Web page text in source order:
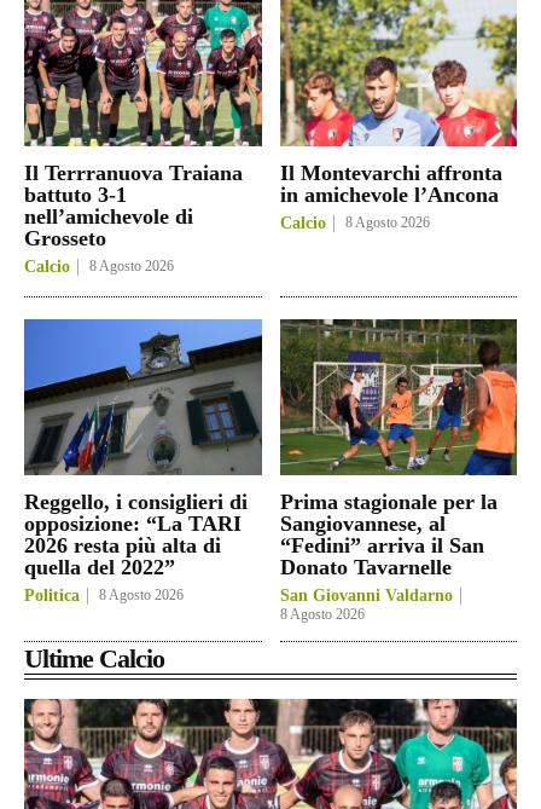
Il Terrranuova Traiana
battuto 3-1
nell’amichevole di
Grosseto
Calcio 8 Agosto 2026
Il Montevarchi affronta
in amichevole l’Ancona
Calcio 8 Agosto 2026
Reggello, i consiglieri di
opposizione: “La TARI
2026 resta più alta di
quella del 2022”
Politica 8 Agosto 2026
Prima stagionale per la
Sangiovannese, al
“Fedini” arriva il San
Donato Tavarnelle
San Giovanni Valdarno
8 Agosto 2026
Ultime Calcio